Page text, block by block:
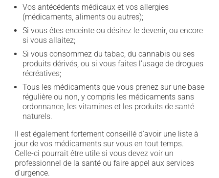
Vos antécédents médicaux et vos allergies
(médicaments, aliments ou autres);
Si vous êtes enceinte ou désirez le devenir, ou encore
si vous allaitez;
Si vous consommez du tabac, du cannabis ou ses
produits dérivés, ou si vous faites l'usage de drogues
récréatives;
Tous les médicaments que vous prenez sur une base
régulière ou non, y compris les médicaments sans
ordonnance, les vitamines et les produits de santé
naturels.
Il est également fortement conseillé d'avoir une liste à
jour de vos médicaments sur vous en tout temps.
Celle-ci pourrait être utile si vous devez voir un
professionnel de la santé ou faire appel aux services
d'urgence.